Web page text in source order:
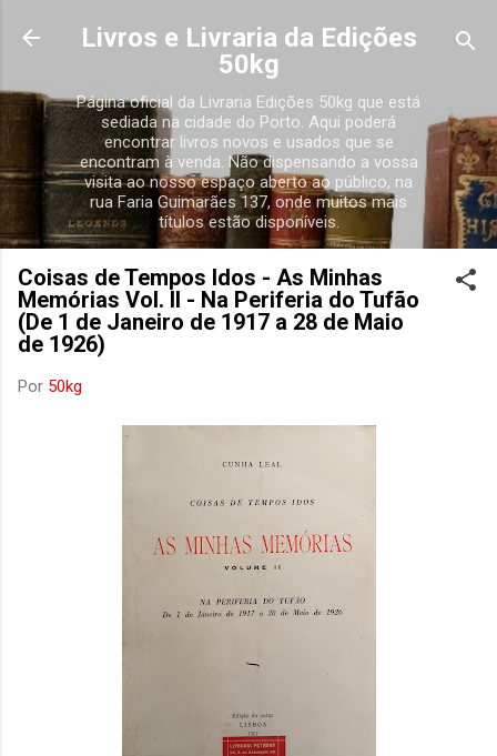
Avançar para o conteúdo principal
Livros e Livraria da Edições
50kg
Página oficial da Livraria Edições 50kg que está
sediada na cidade do Porto. Aqui poderá
encontrar livros novos e usados que se
encontram à venda. Não dispensando a vossa
visita ao nosso espaço aberto ao público, na
rua Faria Guimarães 137, onde muitos mais
títulos estão disponíveis.
Coisas de Tempos Idos - As Minhas
Memórias Vol. II - Na Periferia do Tufão
(De 1 de Janeiro de 1917 a 28 de Maio
de 1926)
Por 50kg